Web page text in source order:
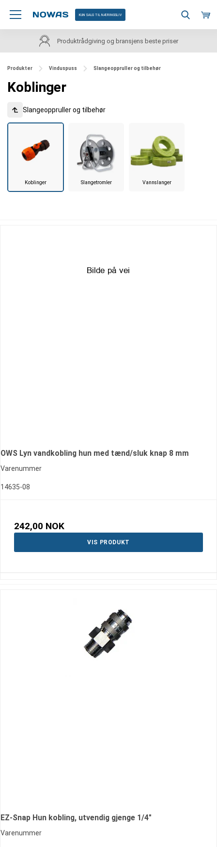
KUN SALG TIL NÆRINGSLIV
Produktrådgiving og bransjens beste priser
Produkter Vinduspuss Slangeoppruller og tilbehør
Koblinger
Slangeoppruller og tilbehør
Koblinger Slangetromler Vannslanger
OWS Lyn vandkobling hun med tænd/sluk knap 8 mm
Varenummer
14635-08
242,00 NOK
VIS PRODUKT
EZ-Snap Hun kobling, utvendig gjenge 1/4"
Varenummer